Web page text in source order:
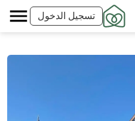
تسجيل الدخول